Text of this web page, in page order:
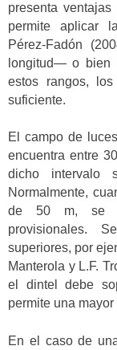
presenta
permite aplicar
Pérez-Fadón
longitud— o bien
estos rangos,
suficiente.
El campo de
encuentra entre
dicho intervalo
Normalmente,
de 50 m, se
provisionales.
superiores, por
Manterola y L.F.
el dintel debe
permite una
En el caso de